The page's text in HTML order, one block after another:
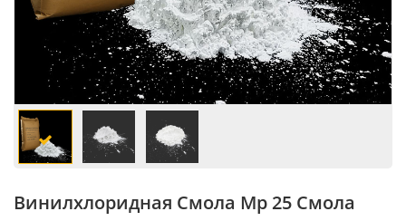
Винилхлоридная Смола Mp 25 Смола